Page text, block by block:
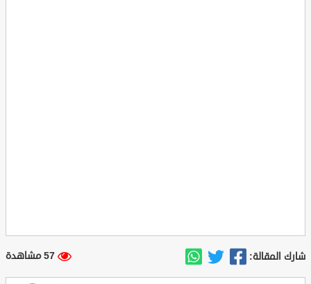
شارك المقالة: 57 مشاهدة